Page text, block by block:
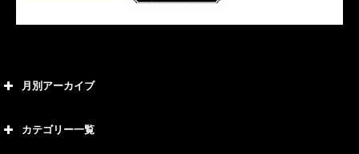
月別アーカイブ
カテゴリー一覧